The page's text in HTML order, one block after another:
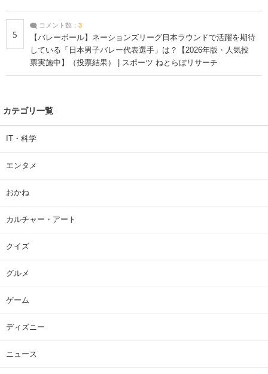
5
コメント数： 3
【バレーボール】ネーションズリーグ日本ラウンドで活躍を期待
している「日本男子バレー代表選手」は？【2026年版・人気投
票実施中】（投票結果） | スポーツ ねとらぼリサーチ
カテゴリ一覧
IT・科学
エンタメ
おかね
カルチャー・アート
クイズ
グルメ
ゲーム
ディズニー
ニュース